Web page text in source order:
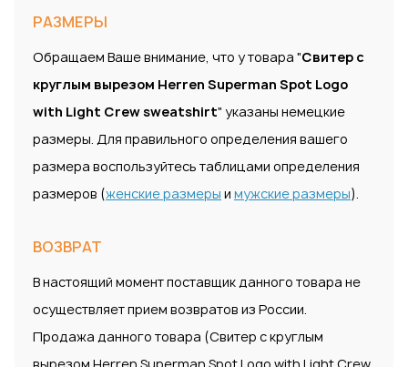
РАЗМЕРЫ
Обращаем Ваше внимание, что у товара "Свитер с
круглым вырезом Herren Superman Spot Logo
with Light Crew sweatshirt" указаны немецкие
размеры. Для правильного определения вашего
размера воспользуйтесь таблицами определения
размеров (женские размеры и мужские размеры).
ВОЗВРАТ
В настоящий момент поставщик данного товара не
осуществляет прием возвратов из России.
Продажа данного товара (Свитер с круглым